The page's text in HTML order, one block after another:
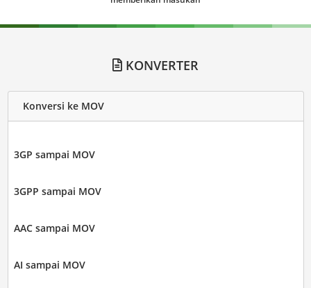
KONVERTER
Konversi ke MOV
3GP sampai MOV
3GPP sampai MOV
AAC sampai MOV
AI sampai MOV